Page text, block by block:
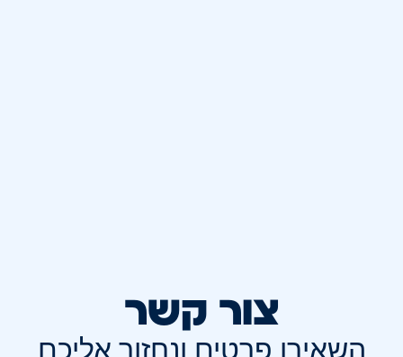
צור קשר
השאירו פרטים ונחזור אליכם